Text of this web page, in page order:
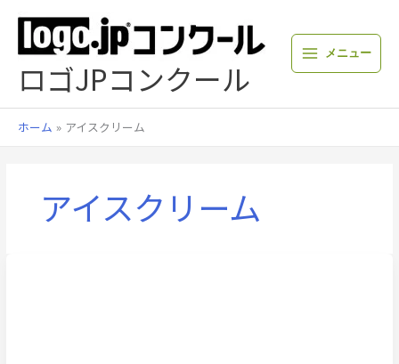
プ
ロゴJPコンクール
メニュー
ホーム アイスクリーム
アイスクリーム